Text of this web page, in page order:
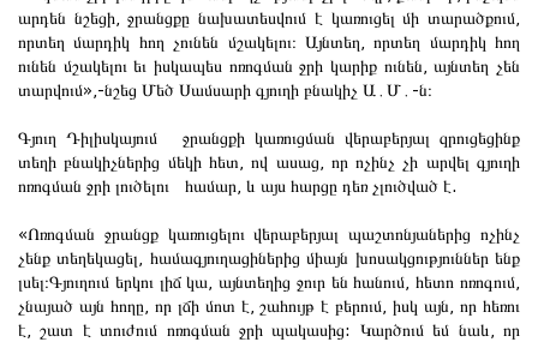
արդեն նշեցի, ջրանցքը նախատեսվում է կառուցել մի տարածքում,
որտեղ մարդիկ հող չունեն մշակելու։ Այնտեղ, որտեղ մարդիկ հող
ունեն մշակելու եւ իսկապես ոռոգման ջրի կարիք ունեն, այնտեղ չեն
տարվում»,-նշեց Մեծ Սամսարի գյուղի բնակիչ Ա․Մ․-ն։
Գյուղ Դիլիսկայում ջրանցքի կառուցման վերաբերյալ զրուցեցինք
տեղի բնակիչներից մեկի հետ, ով ասաց, որ ոչինչ չի արվել գյուղի
ոռոգման ջրի լուծելու համար, և այս հարցը դեռ չլուծված է.
«Ոռոգման ջրանցք կառուցելու վերաբերյալ պաշտոնյաներից ոչինչ
չենք տեղեկացել, համագյուղացիներից միայն խոսակցություններ ենք
լսել։Գյուղում երկու լիճ կա, այնտեղից ջուր են հանում, հետո ոռոգում,
չնայած այն հողը, որ լճի մոտ է, շահույթ է բերում, իսկ այն, որ հեռու
է, շատ է տուժում ոռոգման ջրի պակասից: Կարծում եմ նաև, որ